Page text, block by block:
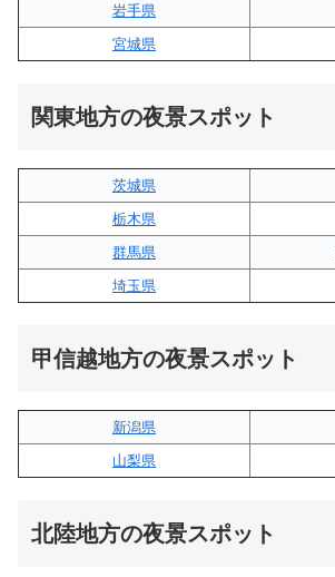
岩手県
宮城県
関東地方の夜景スポット
茨城県
栃木県
群馬県
埼玉県
甲信越地方の夜景スポット
新潟県
山梨県
北陸地方の夜景スポット